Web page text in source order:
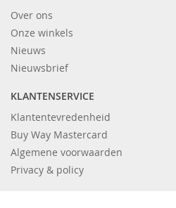
Over ons
Onze winkels
Nieuws
Nieuwsbrief
KLANTENSERVICE
Klantentevredenheid
Buy Way Mastercard
Algemene voorwaarden
Privacy & policy